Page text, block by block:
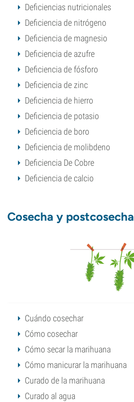
Deficiencias nutricionales
Deficiencia de nitrógeno
Deficiencia de magnesio
Deficiencia de azufre
Deficiencia de fósforo
Deficiencia de zinc
Deficiencia de hierro
Deficiencia de potasio
Deficiencia de boro
Deficiencia de molibdeno
Deficiencia De Cobre
Deficiencia de calcio
Cosecha y postcosecha
Cuándo cosechar
Cómo cosechar
Cómo secar la marihuana
Cómo manicurar la marihuana
Curado de la marihuana
Curado al agua